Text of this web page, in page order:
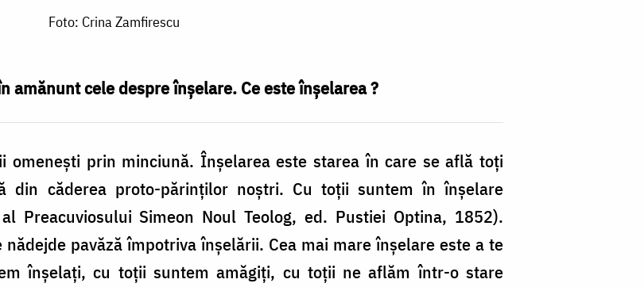
Foto: Crina Zamfirescu
amănunt cele despre înşelare. Ce este înşelarea ?
omeneşti prin minciună. Înşelarea este starea în care se află toţi
din căderea proto-părinţilor noştri. Cu toţii suntem în înşelare
Preacuviosului Simeon Noul Teolog, ed. Pustiei Optina, 1852).
pavăză împotriva înşelării. Cea mai mare înşelare este a te
înşelaţi, cu toţii suntem amăgiţi, cu toţii ne aflăm într-o stare